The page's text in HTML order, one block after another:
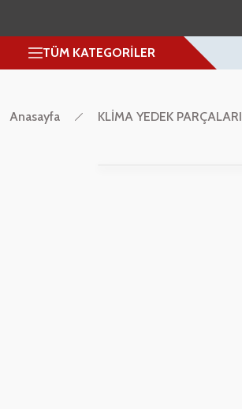
TÜM KATEGORİLER
Anasayfa KLİMA YEDEK PARÇALARI